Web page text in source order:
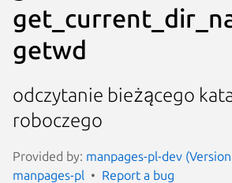
getwd
odczytanie bieżącego
roboczego
Provided by: manpages-pl-dev
manpages-pl
Report a bug